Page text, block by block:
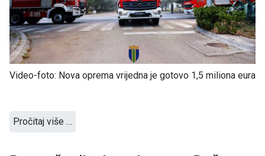
Video-foto: Nova oprema vrijedna je gotovo 1,5 miliona eura
Pročitaj više …